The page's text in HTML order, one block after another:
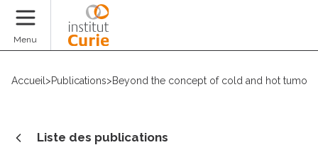
Menu
Accueil >Publications>Beyond the concept of cold and hot
Liste des publications